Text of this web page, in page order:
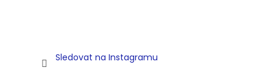
Sledovat na Instagramu